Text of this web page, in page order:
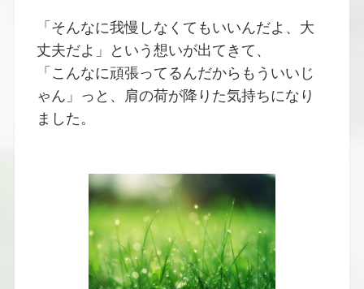
「そんなに我慢しなくてもいいんだよ、大
丈夫だよ」という想いが出てきて、
「こんなに頑張ってるんだからもういいじ
ゃん」っと、肩の荷が降りた気持ちになり
ました。